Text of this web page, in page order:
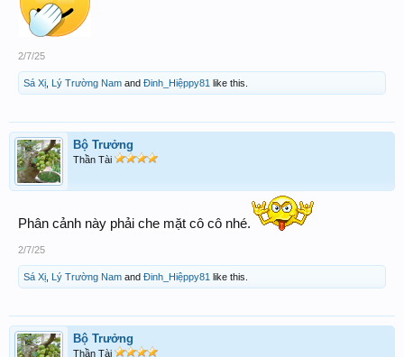
2/7/25
Sá Xị Lý Trường Nam and Đinh_Hiệppy81 like this.
Bộ Trưởng
Thần Tài
Phân cảnh này phải che mặt cô cô nhé.
2/7/25
Sá Xị Lý Trường Nam and Đinh_Hiệppy81 like this.
Bộ Trưởng
Thần Tài